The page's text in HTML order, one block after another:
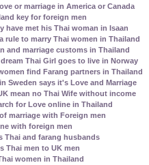
or marriage in America or Canada
key for foreign men
have met his Thai woman in Isaan
rule to marry Thai women in Thailand
and marriage customs in Thailand
Thai Girl goes to live in Norway
find Farang partners in Thailand
Sweden says it's Love and Marriage
mean no Thai Wife without income
for Love online in Thailand
marriage with Foreign men
with foreign men
Thai and farang husbands
Thai men to UK men
women in Thailand